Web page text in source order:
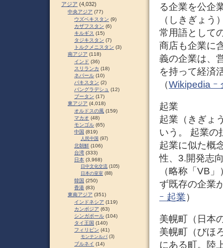
る企業を公企
（しきぎょ
常用語として
商店も企業に
義の企業は、
を持って経済
（Wikipedia ｰ
起業
起業（きぎょ
いう。 起業の
起業に似た概
性、3.開発志
（略称「VB
ず既存の企業
ｰ 起業）
美幌町（日本
美幌町（びほ
にある町。陸
アジア (4,032)
中央アジア (77)
ウズベキスタン (9)
カザフスタン (6)
キルギス (15)
タジキスタン (7)
トルクメニスタン (3)
南アジア (118)
インド (36)
スリランカ (18)
ネパール (10)
パキスタン (2)
バングラデシュ (12)
ブータン (17)
東アジア (4,018)
オルドスの風 (159)
マカオ (48)
モンゴル (65)
中国 (819)
人民中国 (97)
北朝鮮 (106)
台湾 (333)
日本 (3,968)
日中文化交流 (105)
日本の皇室 (88)
韓国 (250)
香港 (83)
東南アジア (351)
インドネシア (119)
カンボジア (63)
シンガポール (104)
タイ王国 (140)
フィリピン (41)
モンテンルパ (3)
ブルネイ (14)